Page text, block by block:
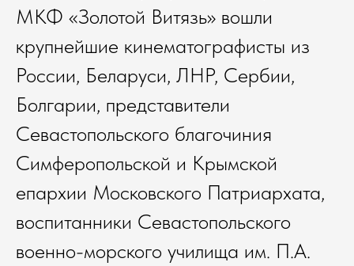
МКФ «Золотой Витязь» вошли
крупнейшие кинематографисты из
России, Беларуси, ЛНР, Сербии,
Болгарии, представители
Севастопольского благочиния
Симферопольской и Крымской
епархии Московского Патриархата,
воспитанники Севастопольского
военно-морского училища им. П.А.